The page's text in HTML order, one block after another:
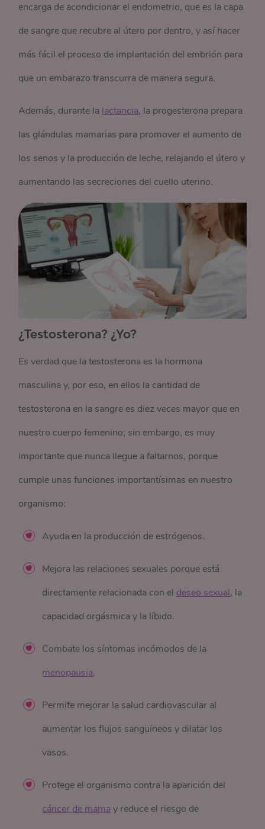
encarga de acondicionar el endometrio, que es la capa
de sangre que recubre al útero por dentro, y así hacer
más fácil el proceso de implantación del embrión para
que un embarazo transcurra de manera segura.
Además, durante la lactancia, la progesterona prepara
las glándulas mamarias para promover el aumento de
los senos y la producción de leche, relajando el útero y
aumentando las secreciones del cuello uterino.
¿Testosterona? ¿Yo?
Es verdad que la testosterona es la hormona
masculina y, por eso, en ellos la cantidad de
testosterona en la sangre es diez veces mayor que en
nuestro cuerpo femenino; sin embargo, es muy
importante que nunca llegue a faltarnos, porque
cumple unas funciones importantísimas en nuestro
organismo:
Ayuda en la producción de estrógenos.
Mejora las relaciones sexuales porque está
directamente relacionada con eldeseo sexual, la
capacidad orgásmica y la líbido.
Combate los síntomas incómodos de la
menopausia.
Permite mejorar la salud cardiovascular al
aumentar los flujos sanguíneos y dilatar los
vasos.
Protege el organismo contra la aparición del
cáncer de mamay reduce el riesgo de